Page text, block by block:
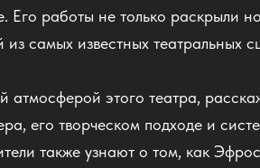
Его работы не только раскрыли
самых известных театральных
атмосферой этого театра,
его творческом подходе и
также узнают о том, как